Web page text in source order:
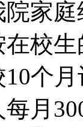
家
校
个
月